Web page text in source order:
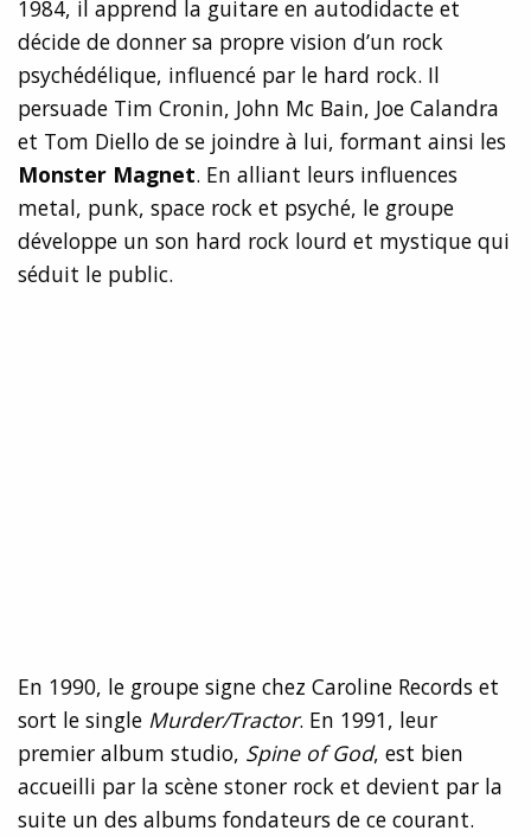
1984, il apprend la guitare en autodidacte et
décide de donner sa propre vision d’un rock
psychédélique, influencé par le hard rock. Il
persuade Tim Cronin, John Mc Bain, Joe Calandra
et Tom Diello de se joindre à lui, formant ainsi les
Monster Magnet. En alliant leurs influences
metal, punk, space rock et psyché, le groupe
développe un son hard rock lourd et mystique qui
séduit le public.
En 1990, le groupe signe chez Caroline Records et
sort le single Murder/Tractor. En 1991, leur
premier album studio, Spine of God, est bien
accueilli par la scène stoner rock et devient par la
suite un des albums fondateurs de ce courant.